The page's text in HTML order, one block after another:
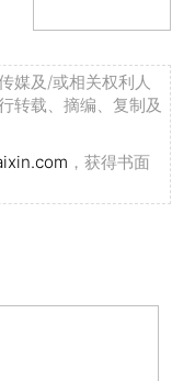
媒及/或相关权利人
转载、摘编、复制及
，获得书面